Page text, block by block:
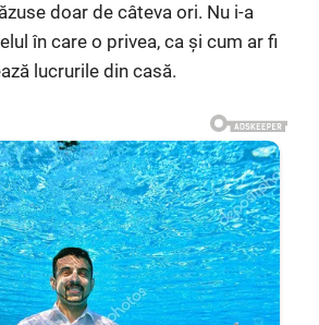
doar de câteva ori. Nu i-a
în care o privea, ca și cum ar fi
lucrurile din casă.